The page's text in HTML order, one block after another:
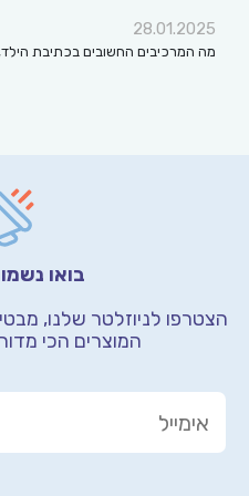
28.01.2025
מה המרכיבים החשובים בכתיבת
בואו
הצטרפו לניוזלטר שלנו,
המוצרים הכי